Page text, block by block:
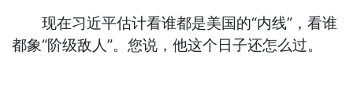
现在习近平估计看谁都是美国的“内线”，看谁
都象“阶级敌人”。您说，他这个日子还怎么过。